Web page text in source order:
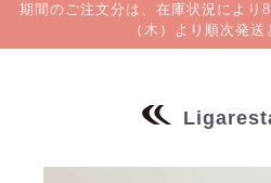
期間のご注文分は、在庫状況により
（木）より順次発送